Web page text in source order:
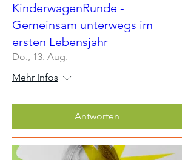
KinderwagenRunde -
Gemeinsam unterwegs im
ersten Lebensjahr
Do., 13. Aug.
Mehr Infos
Antworten